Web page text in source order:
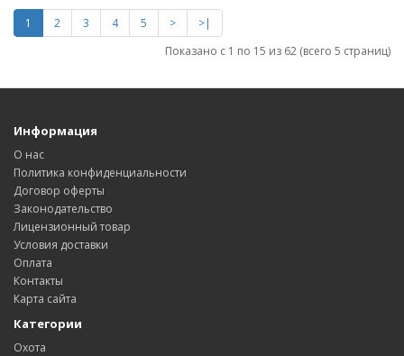
1 2 3 4 5 >
>|
Показано с 1 по 15 из 62 (всего 5 страниц)
Информация
О нас
Политика конфиденциальности
Договор оферты
Законодательство
Лицензионный товар
Условия доставки
Оплата
Контакты
Карта сайта
Категории
Охота